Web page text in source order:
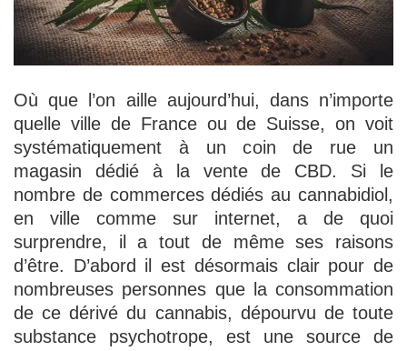
Où que l’on aille aujourd’hui, dans n’importe
quelle ville de France ou de Suisse, on voit
systématiquement à un coin de rue un
magasin dédié à la vente de CBD. Si le
nombre de commerces dédiés au cannabidiol,
en ville comme sur internet, a de quoi
surprendre, il a tout de même ses raisons
d’être. D’abord il est désormais clair pour de
nombreuses personnes que la consommation
de ce dérivé du cannabis, dépourvu de toute
substance psychotrope, est une source de